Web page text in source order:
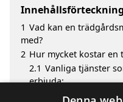
Innehållsförteckning
1 Vad kan en
med?
2 Hur mycket kostar en
2.1 Vanliga tjänster
erbjuda:
Fördelar med att